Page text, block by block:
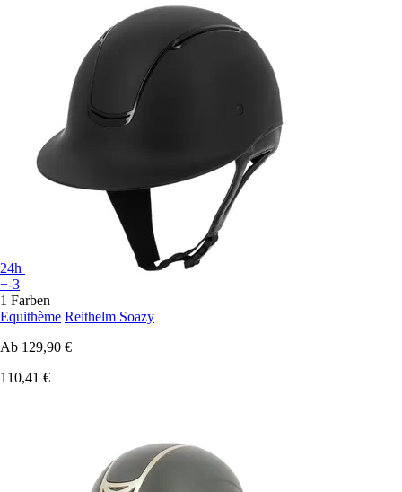
24h
+-3
1 Farben
Equithème Reithelm Soazy
Ab 129,90 €
110,41 €